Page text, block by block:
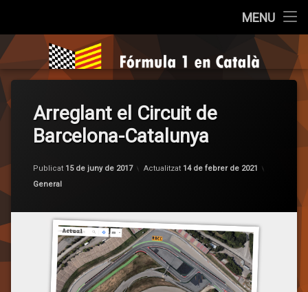
MENU
Qui som?
Cròniques
La Pregunta
Entrevistes
Sèries
Salta
al
contingut
Fórmula 1
Arreglant el Circuit de
Barcelona-Catalunya
Publicat 15 de juny de 2017 Actualitzat 14 de febrer de 2021
Categories:
General